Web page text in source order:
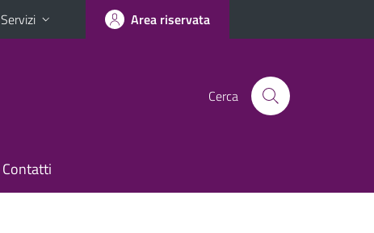
Servizi Area riservata
Cerca
Contatti